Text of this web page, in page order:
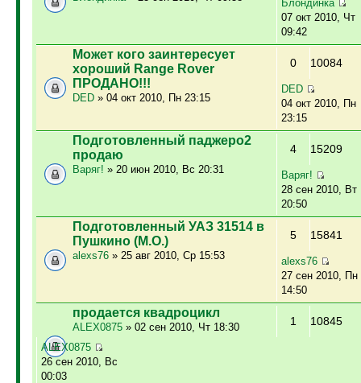
Блондинка
07 окт 2010, Чт
09:42
Может кого заинтересует
хороший Range Rover
ПРОДАНО!!!
DED» 04 окт 2010, Пн 23:15
0 10084
DED
04 окт 2010, Пн
23:15
Подготовленный паджеро2
продаю
Варяг! » 20 июн 2010, Вс 20:31
4 15209
Варяг!
28 сен 2010, Вт
20:50
Подготовленный УАЗ 31514 в
Пушкино (М.О.)
alexs76» 25 авг 2010, Ср 15:53
5 15841
alexs76
27 сен 2010, Пн
14:50
продается квадроцикл
ALEX0875» 02 сен 2010, Чт 18:30 1 10845
ALEX0875
26 сен 2010, Вс
00:03